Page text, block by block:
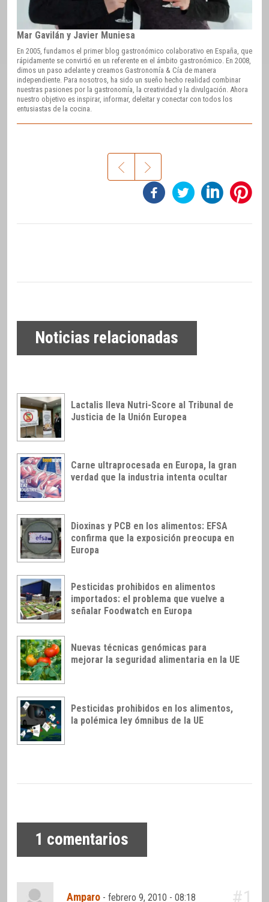
Mar Gavilán y Javier Muniesa
En 2005, fundamos el primer blog gastronómico colaborativo en España, que
rápidamente se convirtió en un referente en el ámbito gastronómico. En 2008,
dimos un paso adelante y creamos Gastronomía & Cía de manera
independiente. Para nosotros, ha sido un sueño hecho realidad combinar
nuestras pasiones por la gastronomía, la creatividad y la divulgación. Ahora
nuestro objetivo es inspirar, informar, deleitar y conectar con todos los
entusiastas de la cocina.
Noticias relacionadas
Lactalis lleva Nutri-Score al Tribunal de
Justicia de la Unión Europea
Carne ultraprocesada en Europa, la gran
verdad que la industria intenta ocultar
Dioxinas y PCB en los alimentos: EFSA
confirma que la exposición preocupa en
Europa
Pesticidas prohibidos en alimentos
importados: el problema que vuelve a
señalar Foodwatch en Europa
Nuevas técnicas genómicas para
mejorar la seguridad alimentaria en la UE
Pesticidas prohibidos en los alimentos,
la polémica ley ómnibus de la UE
1 comentarios
Amparo -febrero 9, 2010 - 08:18 #1